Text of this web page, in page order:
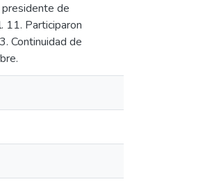
presidente de
11. Participaron
Continuidad de